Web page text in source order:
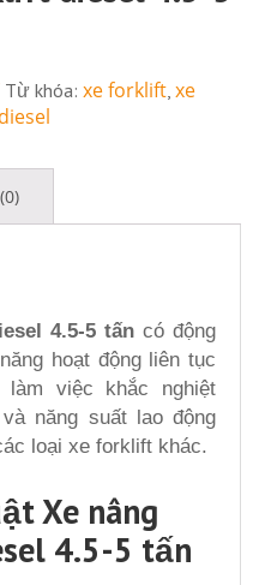
Từ khóa: xe forklift, xe
4.5-5 tấncó động
hoạt động liên tục
việc khắc nghiệt
năng suất lao động
loại xe forklift khác.
Xe nâng
4.5-5 tấn